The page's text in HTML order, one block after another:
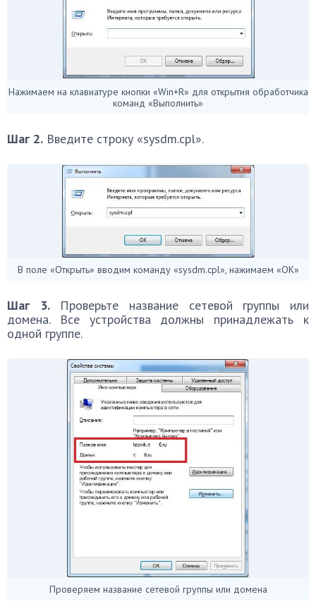
Нажимаем на клавиатуре кнопки «Win+R» для открытия обработчика
команд «Выполнить»
Шаг 2. Введите строку «sysdm.cpl».
В поле «Открыть» вводим команду «sysdm.cpl», нажимаем «ОК»
Шаг 3.Проверьте название сетевой группы или
домена. Все устройства должны принадлежать к
одной группе.
Проверяем название сетевой группы или домена